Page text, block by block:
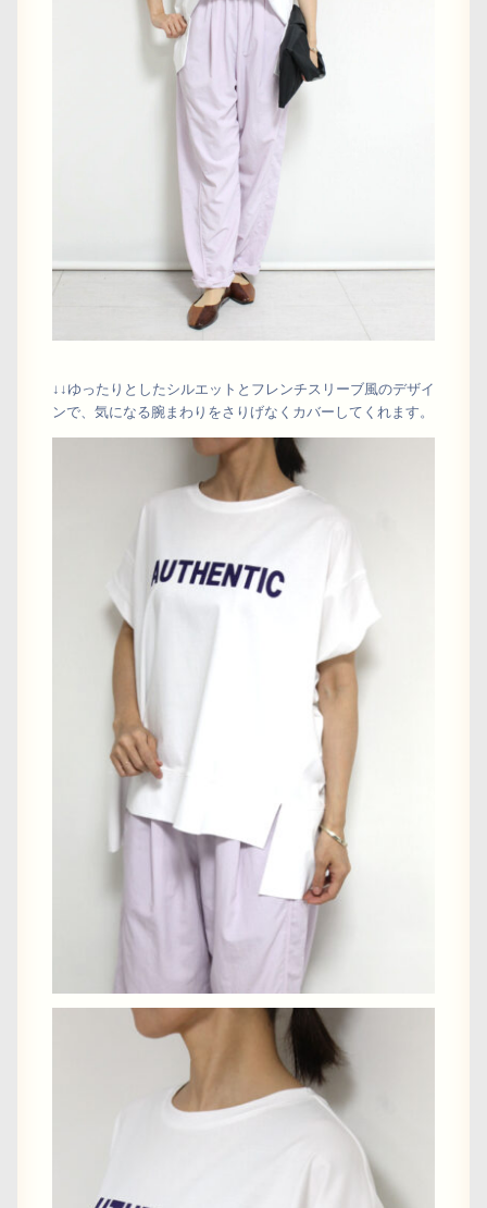
↓↓ゆったりとしたシルエットとフレンチスリーブ風のデザイ
ンで、気になる腕まわりをさりげなくカバーしてくれます。